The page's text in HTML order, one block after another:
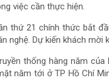
việc cần thực hiện.
thứ 21 chính thức bắt
nghệ. Dự kiến khách mời
thống hàng năm
năm tới ở TP Hồ Chí